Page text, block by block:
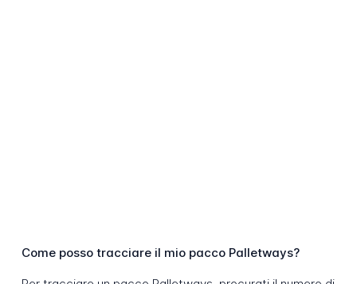
Come posso tracciare il mio pacco Palletways?